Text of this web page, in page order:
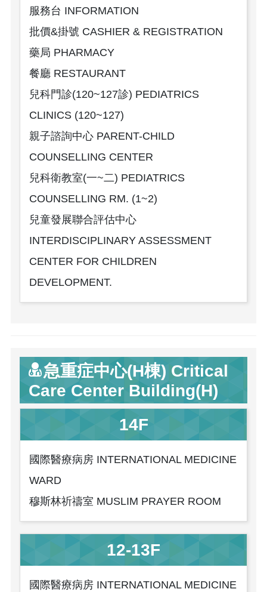
服務台 INFORMATION
批價&掛號 CASHIER & REGISTRATION
藥局 PHARMACY
餐廳 RESTAURANT
兒科門診(120~127診) PEDIATRICS
CLINICS (120~127)
親子諮詢中心 PARENT-CHILD
COUNSELLING CENTER
兒科衛教室(一~二) PEDIATRICS
COUNSELLING RM. (1~2)
兒童發展聯合評估中心
INTERDISCIPLINARY ASSESSMENT
CENTER FOR CHILDREN
DEVELOPMENT.
急重症中心(H棟) Critical
Care Center Building(H)
14F
國際醫療病房 INTERNATIONAL MEDICINE
WARD
穆斯林祈禱室 MUSLIM PRAYER ROOM
12-13F
國際醫療病房 INTERNATIONAL MEDICINE